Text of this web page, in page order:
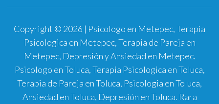
Copyright © 2026 | Psicologo en Metepec, Terapia
Psicologica en Metepec, Terapia de Pareja en
Metepec, Depresión y Ansiedad en Metepec.
Psicologo en Toluca, Terapia Psicologica en Toluca,
Terapia de Pareja en Toluca, Psicologia en Toluca,
Ansiedad en Toluca, Depresión en Toluca. Rara